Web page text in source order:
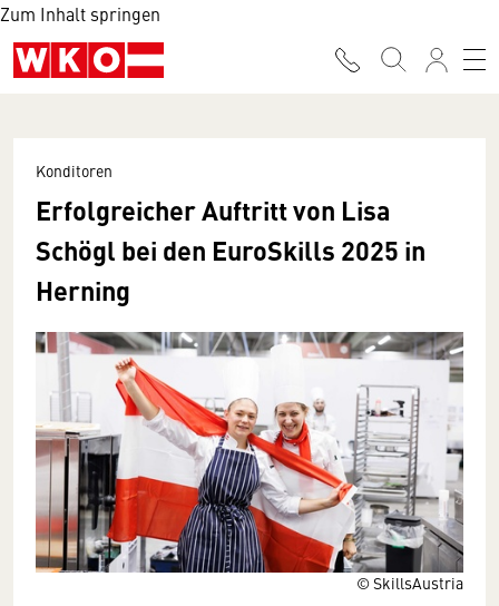
Zum Inhalt springen
© SkillsAustria
Konditoren
Erfolgreicher Auftritt von Lisa
Schögl bei den EuroSkills 2025 in
Herning